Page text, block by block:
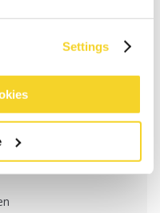
Settings
vóór 12:00 uur
dag verzonden
boven € 50,- binnen